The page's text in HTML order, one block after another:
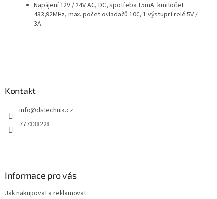
Napájení 12V / 24V AC, DC, spotřeba 15mA, kmitočet
433,92MHz, max. počet ovladačů 100, 1 výstupní relé 5V /
3A.
Kontakt
info@dstechnik.cz
777338228
Informace pro vás
Jak nakupovat a reklamovat